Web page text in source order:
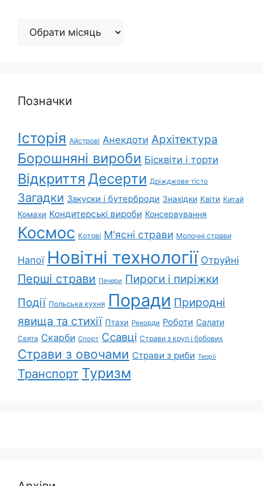
Архіви
Позначки
Історія Айстрові Анекдоти Архітектура
Борошняні вироби Бісквіти і торти
Відкриття Десерти Дріжджове тісто
Загадки Закуски і бутерброди Знахідки Квіти Китай
Комахи Кондитерські вироби Консервування
Космос Котові М'ясні страви Молочні страви
Напої Новітні технології Отруйні
Перші страви Печери Пироги і пиріжки
Події Польська кухня Поради Природні
явища та стихії Птахи Рекорди Роботи Салати
Свята Скарби Спорт Ссавці Страви з круп і бобових
Страви з овочами Страви з риби Теорії
Транспорт Туризм